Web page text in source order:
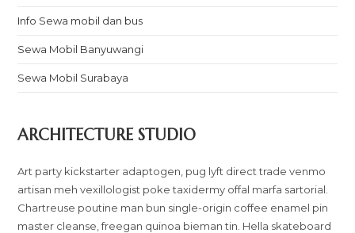
Info Sewa mobil dan bus
Sewa Mobil Banyuwangi
Sewa Mobil Surabaya
ARCHITECTURE STUDIO
Art party kickstarter adaptogen, pug lyft direct trade venmo
artisan meh vexillologist poke taxidermy offal marfa sartorial.
Chartreuse poutine man bun single-origin coffee enamel pin
master cleanse, freegan quinoa bieman tin. Hella skateboard